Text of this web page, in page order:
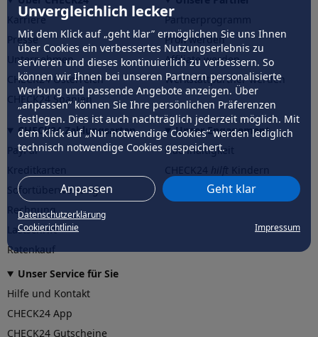
Unvergleichlich lecker
Mit dem Klick auf „geht klar” ermöglichen Sie uns Ihnen
über Cookies ein verbessertes Nutzungserlebnis zu
servieren und dieses kontinuierlich zu verbessern. So
können wir Ihnen bei unseren Partnern personalisierte
Werbung und passende Angebote anzeigen. Über
„anpassen” können Sie Ihre persönlichen Präferenzen
festlegen. Dies ist auch nachträglich jederzeit möglich. Mit
dem Klick auf „Nur notwendige Cookies” werden lediglich
technisch notwendige Cookies gespeichert.
Anpassen Geht klar
Datenschutzerklärung
Cookierichtlinie
Impressum
Karriere
Presse
Unternehmen
CHECK24 Österreich
CHECK24 Spanien
Partnerprogramm
Profi werden
Affiliate werden
Werkstattpartner werden
CHECK24 Zahlungsarten
PayPal
Sofortüberweisung
Rechnung
Lastschrift
Ratenkauf
Unser Engagement
Nachhaltigkeit
CHECK24hilftder Natur
Unser Service für Sie
Hilfe und Kontakt
CHECK24 App
CHECK24 Gutscheine